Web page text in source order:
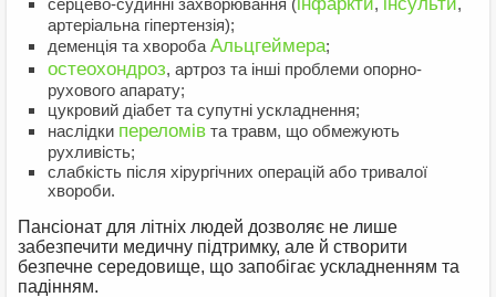
серцево-судинні захворювання ( ,
,
артеріальна гіпертензія);
деменція та хворобаАльцгеймера;
остеохондроз, артроз та інші проблеми опорно-
рухового апарату;
цукровий діабет та супутні ускладнення;
наслідки переломів та травм, що обмежують
рухливість;
слабкість після хірургічних операцій або тривалої
хвороби.
Пансіонат для літніх людей дозволяє не лише
забезпечити медичну підтримку, але й створити
безпечне середовище, що запобігає ускладненням та
падінням.